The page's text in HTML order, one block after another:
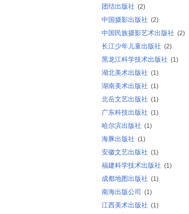
团结出版社 (2)
中国摄影出版社 (2)
中国民族摄影艺术出版社 (2)
长江少年儿童出版社 (2)
黑龙江科学技术出版社 (1)
湖北美术出版社 (1)
湖南美术出版社 (1)
北岳文艺出版社 (1)
广东科技出版社 (1)
哈尔滨出版社 (1)
海豚出版社 (1)
安徽文艺出版社 (1)
福建科学技术出版社 (1)
成都地图出版社 (1)
南海出版公司 (1)
江西美术出版社 (1)